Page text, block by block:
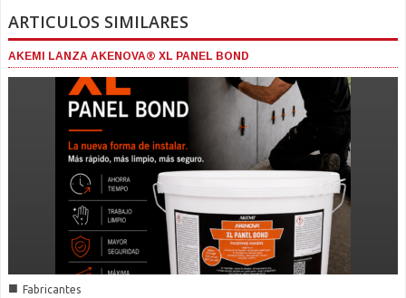
ARTICULOS SIMILARES
AKEMI LANZA AKENOVA® XL PANEL BOND
■ Fabricantes